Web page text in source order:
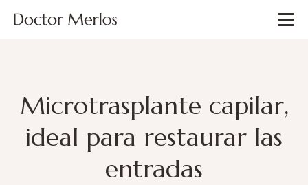
Microtrasplante capilar,
ideal para restaurar las
entradas